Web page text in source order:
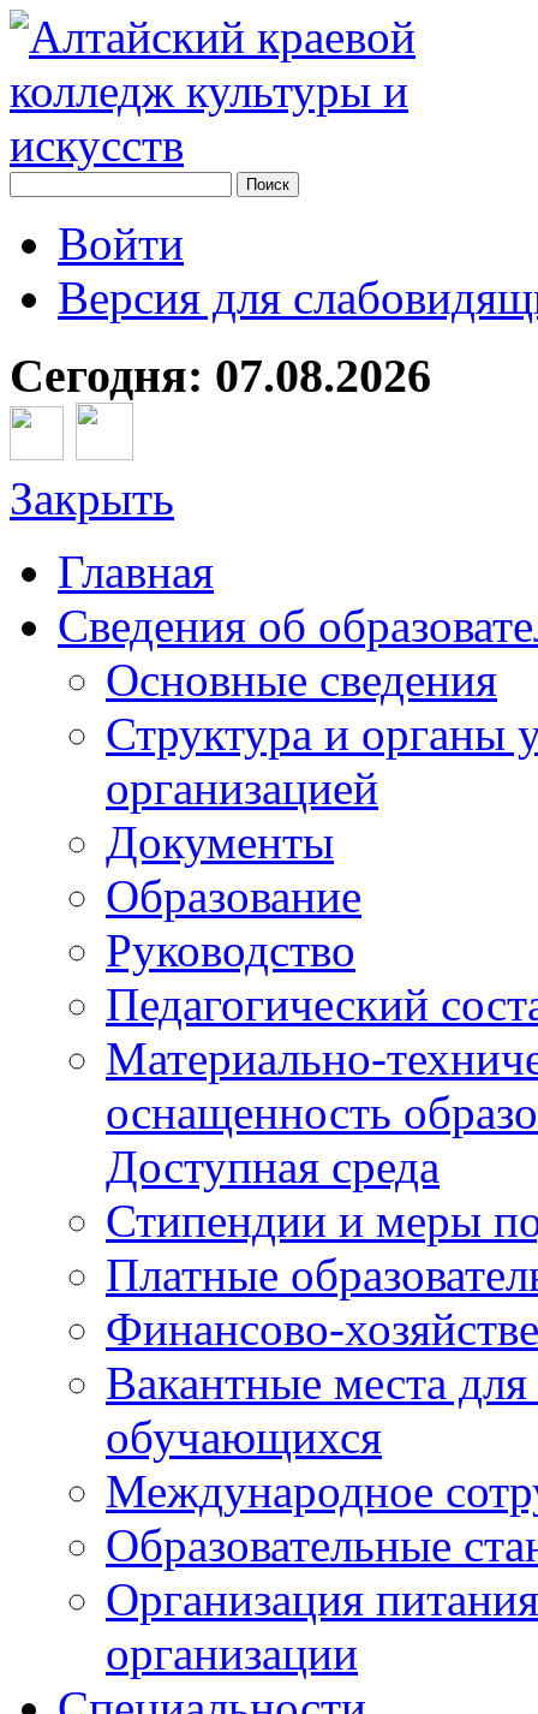
Войти
Версия для
Сегодня: 07.08.2026
Закрыть
Главная
Сведения об
Основные сведения
Структура и органы
организацией
Документы
Образование
Руководство
Педагогический
Материально-
оснащенность
Доступная среда
Стипендии и меры
Платные
Финансово-
Вакантные места
обучающихся
Международное
Образовательные
Организация
организации